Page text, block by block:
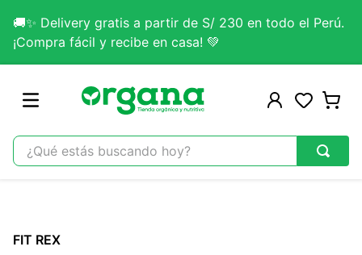
🚚✨ Delivery gratis a partir de S/ 230 en todo el Perú.
¡Compra fácil y recibe en casa! 💚
¿Qué estás buscando hoy?
2 .
citrato magnesio
FIT REX